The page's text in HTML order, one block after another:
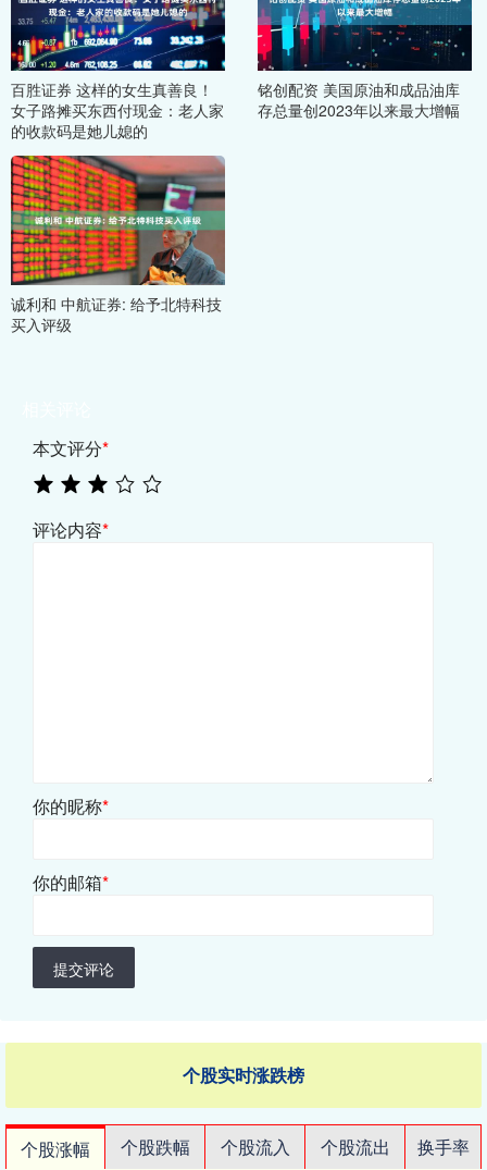
百胜证券 这样的女生真善良！
女子路摊买东西付现金：老人家
的收款码是她儿媳的
铭创配资 美国原油和成品油库
存总量创2023年以来最大增幅
诚利和 中航证券: 给予北特科技
买入评级
本文评分*
评论内容*
你的昵称*
你的邮箱*
提交评论
个股实时涨跌榜
个股涨幅 个股跌幅 个股流入 个股流出
换手率